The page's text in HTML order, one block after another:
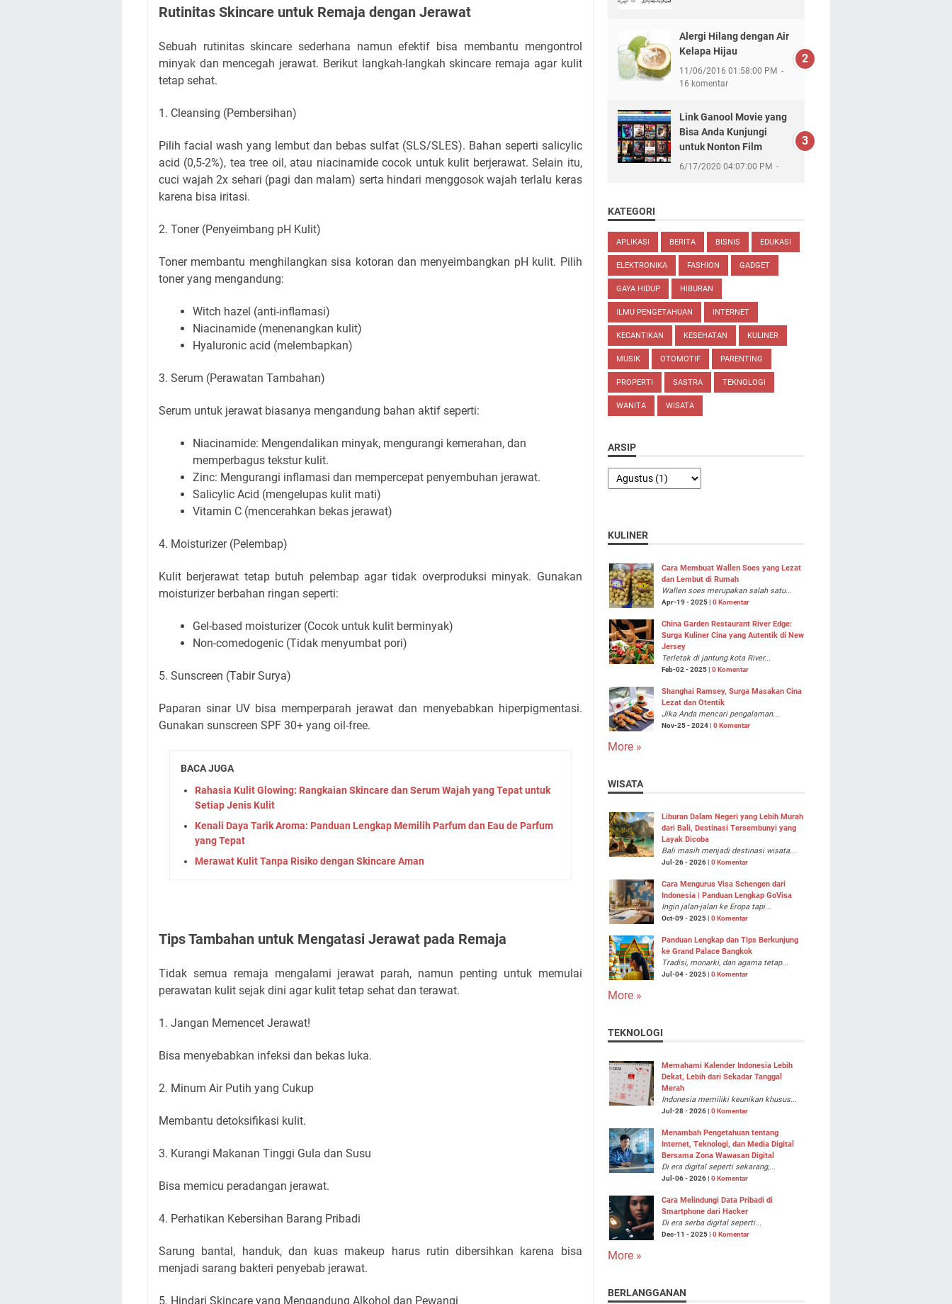
Rutinitas Skincare untuk Remaja dengan Jerawat
Sebuah rutinitas skincare sederhana namun efektif bisa membantu mengontrol
minyak dan mencegah jerawat. Berikut langkah-langkah skincare remaja agar kulit
tetap sehat.
1. Cleansing (Pembersihan)
Pilih facial wash yang lembut dan bebas sulfat (SLS/SLES). Bahan seperti salicylic
acid (0,5-2%), tea tree oil, atau niacinamide cocok untuk kulit berjerawat. Selain itu,
cuci wajah 2x sehari (pagi dan malam) serta hindari menggosok wajah terlalu keras
karena bisa iritasi.
2. Toner (Penyeimbang pH Kulit)
Toner membantu menghilangkan sisa kotoran dan menyeimbangkan pH kulit. Pilih
toner yang mengandung:
Witch hazel (anti-inflamasi)
Niacinamide (menenangkan kulit)
Hyaluronic acid (melembapkan)
3. Serum (Perawatan Tambahan)
Serum untuk jerawat biasanya mengandung bahan aktif seperti:
Niacinamide: Mengendalikan minyak, mengurangi kemerahan, dan
memperbagus tekstur kulit.
Zinc: Mengurangi inflamasi dan mempercepat penyembuhan jerawat.
Salicylic Acid (mengelupas kulit mati)
Vitamin C (mencerahkan bekas jerawat)
4. Moisturizer (Pelembap)
Kulit berjerawat tetap butuh pelembap agar tidak overproduksi minyak. Gunakan
moisturizer berbahan ringan seperti:
Gel-based moisturizer (Cocok untuk kulit berminyak)
Non-comedogenic (Tidak menyumbat pori)
5. Sunscreen (Tabir Surya)
Paparan sinar UV bisa memperparah jerawat dan menyebabkan hiperpigmentasi.
Gunakan sunscreen SPF 30+ yang oil-free.
BACA JUGA
Rahasia Kulit Glowing: Rangkaian Skincare dan Serum Wajah yang Tepat untuk
Setiap Jenis Kulit
Kenali Daya Tarik Aroma: Panduan Lengkap Memilih Parfum dan Eau de Parfum
yang Tepat
Merawat Kulit Tanpa Risiko dengan Skincare Aman
Tips Tambahan untuk Mengatasi Jerawat pada Remaja
Tidak semua remaja mengalami jerawat parah, namun penting untuk memulai
perawatan kulit sejak dini agar kulit tetap sehat dan terawat.
1. Jangan Memencet Jerawat!
Bisa menyebabkan infeksi dan bekas luka.
2. Minum Air Putih yang Cukup
Membantu detoksifikasi kulit.
3. Kurangi Makanan Tinggi Gula dan Susu
Bisa memicu peradangan jerawat.
4. Perhatikan Kebersihan Barang Pribadi
Sarung bantal, handuk, dan kuas makeup harus rutin dibersihkan karena bisa
menjadi sarang bakteri penyebab jerawat.
5. Hindari Skincare yang Mengandung Alkohol dan Pewangi
Alergi Hilang dengan Air
Kelapa Hijau
11/06/2016 01:58:00 PM
16 komentar
Link Ganool Movie yang
Bisa Anda Kunjungi
untuk Nonton Film
6/17/2020 04:07:00 PM
KATEGORI
APLIKASI BERITA BISNIS EDUKASI
ELEKTRONIKA FASHION GADGET
GAYA HIDUP HIBURAN
ILMU PENGETAHUAN INTERNET
KECANTIKAN KESEHATAN KULINER
MUSIK OTOMOTIF PARENTING
PROPERTI SASTRA TEKNOLOGI
WANITA WISATA
ARSIP
KULINER
Cara Membuat Wallen Soes yang Lezat
dan Lembut di Rumah
Wallen soes merupakan salah satu...
Apr-19 - 2025 | 0 Komentar
China Garden Restaurant River Edge:
Surga Kuliner Cina yang Autentik di New
Jersey
Terletak di jantung kota River...
Feb-02 - 2025 | 0 Komentar
Shanghai Ramsey, Surga Masakan Cina
Lezat dan Otentik
Jika Anda mencari pengalaman...
Nov-25 - 2024 | 0 Komentar
More »
WISATA
Liburan Dalam Negeri yang Lebih Murah
dari Bali, Destinasi Tersembunyi yang
Layak Dicoba
Bali masih menjadi destinasi wisata...
Jul-26 - 2026 | 0 Komentar
Cara Mengurus Visa Schengen dari
Indonesia | Panduan Lengkap GoVisa
Ingin jalan-jalan ke Eropa tapi...
Oct-09 - 2025 | 0 Komentar
Panduan Lengkap dan Tips Berkunjung
ke Grand Palace Bangkok
Tradisi, monarki, dan agama tetap...
Jul-04 - 2025 | 0 Komentar
More »
TEKNOLOGI
Memahami Kalender Indonesia Lebih
Dekat, Lebih dari Sekadar Tanggal
Merah
Indonesia memiliki keunikan khusus...
Jul-28 - 2026 | 0 Komentar
Menambah Pengetahuan tentang
Internet, Teknologi, dan Media Digital
Bersama Zona Wawasan Digital
Di era digital seperti sekarang,...
Jul-06 - 2026 | 0 Komentar
Cara Melindungi Data Pribadi di
Smartphone dari Hacker
Di era serba digital seperti...
Dec-11 - 2025 | 0 Komentar
More »
BERLANGGANAN